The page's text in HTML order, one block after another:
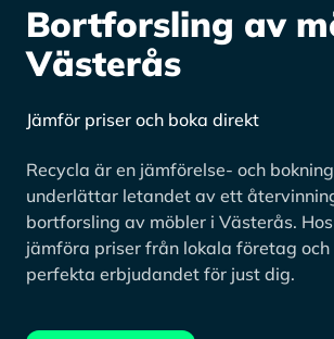
Bortforsling av
Västerås
Jämför priser och boka direkt
Recycla är en jämförelse- och
underlättar letandet av ett
bortforsling av möbler i Västerås.
jämföra priser från lokala företag
perfekta erbjudandet för just dig.